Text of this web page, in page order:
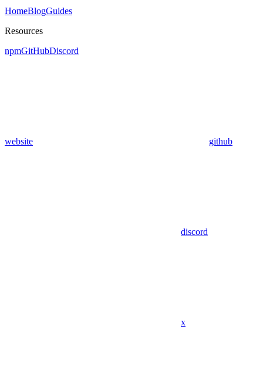
HomeBlogGuides
Resources
npmGitHubDiscord
website github
discord
x